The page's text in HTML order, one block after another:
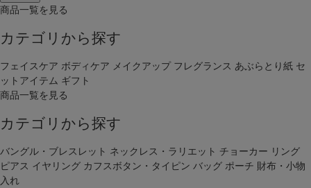
商品一覧を見る
カテゴリから探す
フェイスケア ボディケア メイクアップ フレグランス あぶらとり紙 セ
ットアイテム ギフト
商品一覧を見る
カテゴリから探す
バングル・ブレスレット ネックレス・ラリエット チョーカー リング
ピアス イヤリング カフスボタン・タイピン バッグ ポーチ 財布・小物
入れ